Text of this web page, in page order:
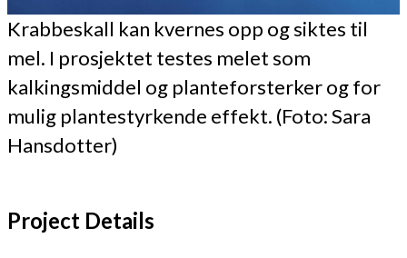
Krabbeskall kan kvernes opp og siktes til
mel. I prosjektet testes melet som
kalkingsmiddel og planteforsterker og for
mulig plantestyrkende effekt. (Foto: Sara
Hansdotter)
Project Details